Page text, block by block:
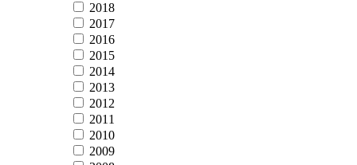
2018
2017
2016
2015
2014
2013
2012
2011
2010
2009